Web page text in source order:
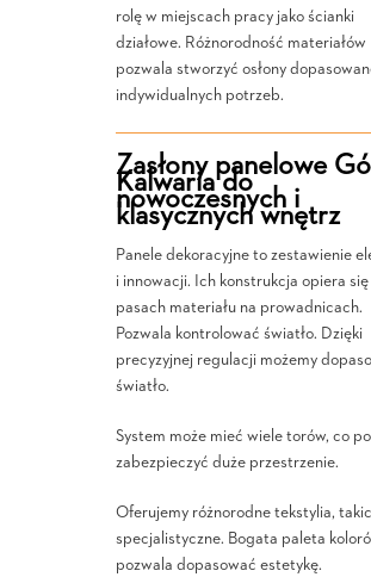
rolę w miejscach pracy jako ścianki
działowe. Różnorodność materiałów
pozwala stworzyć osłony
indywidualnych potrzeb.
Zasłony panelowe
Kalwaria do
nowoczesnych i
klasycznych wnętrz
Panele dekoracyjne to zestawienie
i innowacji. Ich konstrukcja opiera się
pasach materiału na prowadnicach.
Pozwala kontrolować światło. Dzięki
precyzyjnej regulacji możemy
światło.
System może mieć wiele torów, co
zabezpieczyć duże przestrzenie.
Oferujemy różnorodne tekstylia,
specjalistyczne. Bogata paleta
pozwala dopasować estetykę.